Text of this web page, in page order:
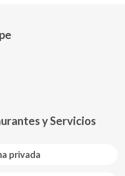
privada
y Servicios